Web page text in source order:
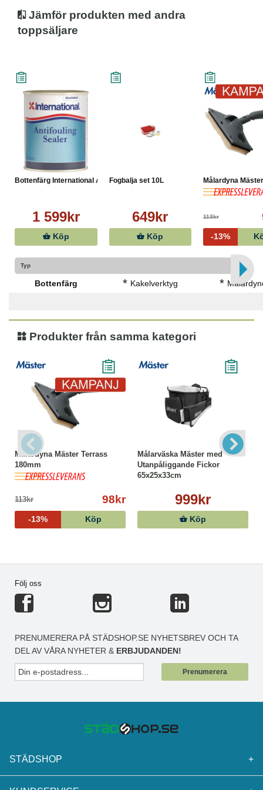
Jämför produkten med andra
toppsäljare
Bottenfärg International An...
1 599kr
Köp
Fogbalja set 10L
649kr
Köp
Målardyna
113kr
-13%
Typ
Bottenfärg * Kakelverktyg *
Produkter från samma kategori
Målardyna Mäster Terrass
180mm
113kr 98kr
-13% Köp
Målarväska Mäster med
Utanpåliggande Fickor
65x25x33cm
999kr
Köp
Följ oss
PRENUMERERA PÅ STÄDSHOP.SE NYHETSBREV OCH TA
DEL AV VÅRA NYHETER & ERBJUDANDEN!
Prenumerera
STÄDSHOP +